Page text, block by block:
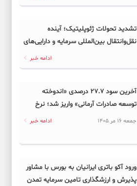
تشدید تحولات ژئوپلیتیک؛ آینده
نقل‌وانتقال بین‌المللی سرمایه و دارایی‌های
ادامه خبر
آخرین سود ۲۷.۷ درصدی «اندوخته
توسعه صادرات آرمانی» واریز شد؛ نرخ
جدید ۲۹.۱ درصد
جمعه 16 مر 1405 ادامه خبر
ورود آکو باتری ایرانیان به بورس با مشاور
پذیرش و ارزشگذاری تامین سرمایه تمدن